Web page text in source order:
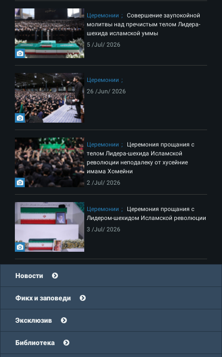
Церемонии
Совершение заупокойной
молитвы над пречистым телом Лидера-
шехида исламской уммы
5 /Jul/ 2026
Церемонии
26 /Jun/ 2026
Церемонии
Церемония прощания с
телом Лидера-шехида Исламской
революции неподалеку от хусейние
имама Хомейни
2 /Jul/ 2026
Церемонии
Церемония прощания с
Лидером-шехидом Исламской революции
3 /Jul/ 2026
Новости
Фикх и заповеди
Эксклюзив
Библиотека